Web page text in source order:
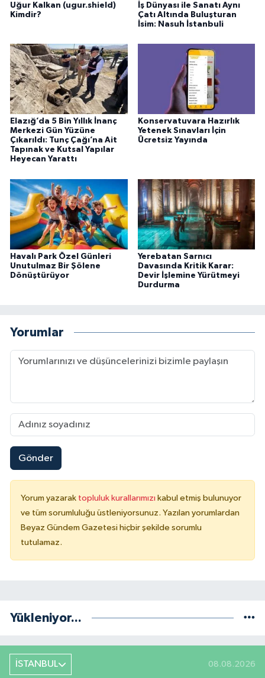
Uğur Kalkan (ugur.shield)
Kimdir?
İş Dünyası ile Sanatı Aynı
Çatı Altında Buluşturan
İsim: Nasuh İstanbuli
Elazığ’da 5 Bin Yıllık İnanç
Merkezi Gün Yüzüne
Çıkarıldı: Tunç Çağı’na Ait
Tapınak ve Kutsal Yapılar
Heyecan Yarattı
Konservatuvara Hazırlık
Yetenek Sınavları İçin
Ücretsiz Yayında
Havalı Park Özel Günleri
Unutulmaz Bir Şölene
Dönüştürüyor
Yerebatan Sarnıcı
Davasında Kritik Karar:
Devir İşlemine Yürütmeyi
Durdurma
Yorumlar
Gönder
Yorum yazarak topluluk kurallarımızı kabul etmiş bulunuyor
ve tüm sorumluluğu üstleniyorsunuz. Yazılan yorumlardan
Beyaz Gündem Gazetesi hiçbir şekilde sorumlu
tutulamaz.
Yükleniyor...
İSTANBUL 08.08.2026